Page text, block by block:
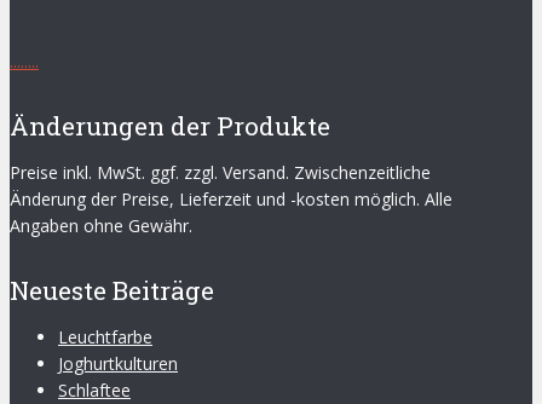
........
Änderungen der Produkte
Preise inkl. MwSt. ggf. zzgl. Versand. Zwischenzeitliche
Änderung der Preise, Lieferzeit und -kosten möglich. Alle
Angaben ohne Gewähr.
Neueste Beiträge
Leuchtfarbe
Joghurtkulturen
Schlaftee